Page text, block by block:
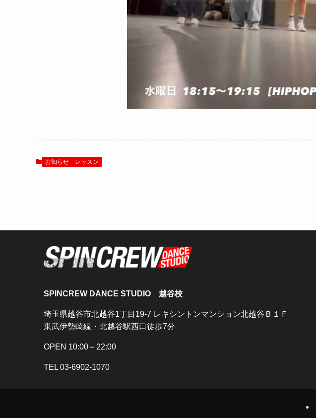
お知らせ レッスン
SPINCREW DANCE STUDIO 越谷校
埼玉県越谷市北越谷1丁目19-7 レキシントンマンション北越谷Ｂ１Ｆ
東武伊勢崎線・北越谷駅西口徒歩7分
OPEN 10:00～22:00
TEL 03-6902-1070